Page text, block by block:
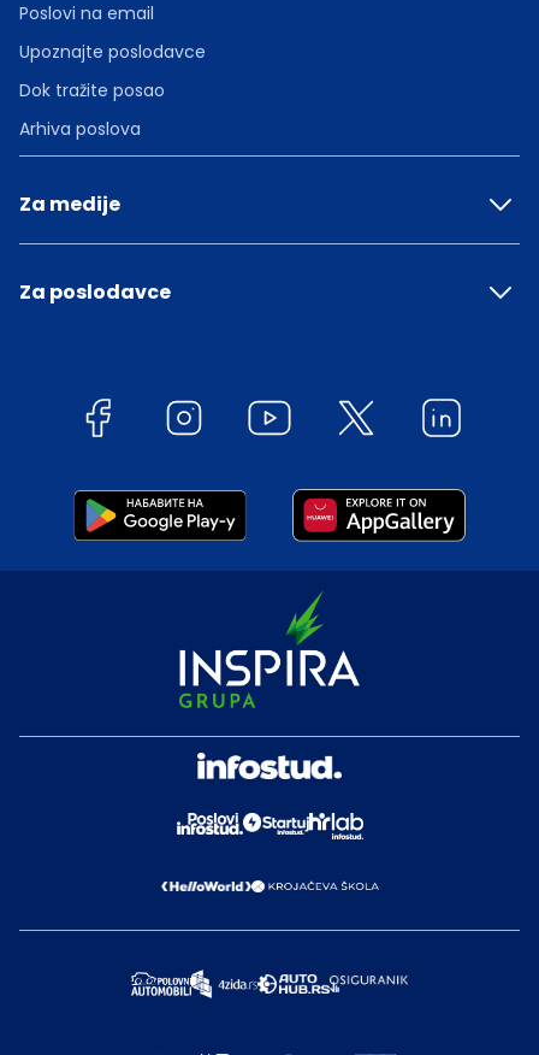
Poslovi na email
Upoznajte poslodavce
Dok tražite posao
Arhiva poslova
Za medije
Za poslodavce